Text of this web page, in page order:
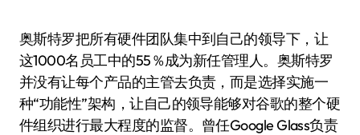
奥斯特罗把所有硬件团队集中到自己的领导下，让
这1000名员工中的55％成为新任管理人。奥斯特罗
并没有让每个产品的主管去负责，而是选择实施一
种“功能性”架构，让自己的领导能够对谷歌的整个硬
件组织进行最大程度的监督。曾任Google Glass负责